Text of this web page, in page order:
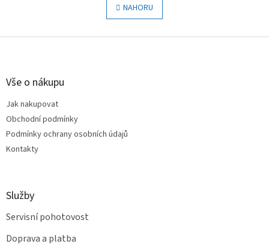
l
á
n
k
v
NAHORU
Z
Vše o nákupu
Jak nakupovat
Obchodní podmínky
Podmínky ochrany osobních údajů
Kontakty
Služby
Servisní pohotovost
Doprava a platba